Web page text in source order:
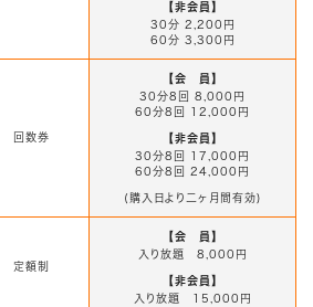
【非会員】
30分 2,200円
60分 3,300円
回数券
【会 員】
30分8回 8,000円
60分8回 12,000円
【非会員】
30分8回 17,000円
60分8回 24,000円
(購入日より二ヶ月間有効)
定額制
【会 員】
入り放題 8,000円
【非会員】
入り放題 15,000円